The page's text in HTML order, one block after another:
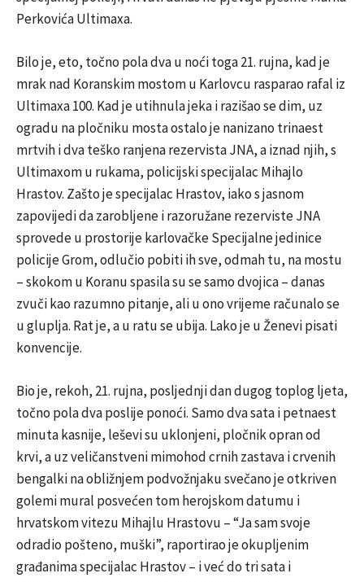
Perkovića Ultimaxa.
Bilo je, eto, točno pola dva u noći toga 21. rujna, kad je
mrak nad Koranskim mostom u Karlovcu rasparao rafal iz
Ultimaxa 100. Kad je utihnula jeka i razišao se dim, uz
ogradu na pločniku mosta ostalo je nanizano trinaest
mrtvih i dva teško ranjena rezervista JNA, a iznad njih, s
Ultimaxom u rukama, policijski specijalac Mihajlo
Hrastov. Zašto je specijalac Hrastov, iako s jasnom
zapovijedi da zarobljene i razoružane rezerviste JNA
sprovede u prostorije karlovačke Specijalne jedinice
policije Grom, odlučio pobiti ih sve, odmah tu, na mostu
– skokom u Koranu spasila su se samo dvojica – danas
zvuči kao razumno pitanje, ali u ono vrijeme računalo se
u gluplja. Rat je, a u ratu se ubija. Lako je u Ženevi pisati
konvencije.
Bio je, rekoh, 21. rujna, posljednji dan dugog toplog ljeta,
točno pola dva poslije ponoći. Samo dva sata i petnaest
minuta kasnije, leševi su uklonjeni, pločnik opran od
krvi, a uz veličanstveni mimohod crnih zastava i crvenih
bengalki na obližnjem podvožnjaku svečano je otkriven
golemi mural posvećen tom herojskom datumu i
hrvatskom vitezu Mihajlu Hrastovu – “Ja sam svoje
odradio pošteno, muški”, raportirao je okupljenim
građanima specijalac Hrastov – i već do tri sata i